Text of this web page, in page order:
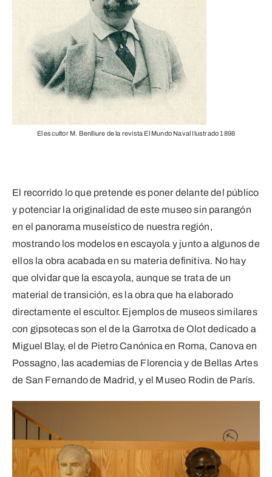
El escultor M. Benlliure de la revista El Mundo Naval Ilustrado 1898
El recorrido lo que pretende es poner delante del público
y potenciar la originalidad de este museo sin parangón
en el panorama museístico de nuestra región,
mostrando los modelos en escayola y junto a algunos de
ellos la obra acabada en su materia definitiva. No hay
que olvidar que la escayola, aunque se trata de un
material de transición, es la obra que ha elaborado
directamente el escultor. Ejemplos de museos similares
con gipsotecas son el de la Garrotxa de Olot dedicado a
Miguel Blay, el de Pietro Canónica en Roma, Canova en
Possagno, las academias de Florencia y de Bellas Artes
de San Fernando de Madrid, y el Museo Rodin de París.